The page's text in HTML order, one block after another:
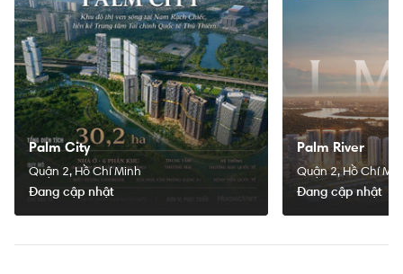
Palm City
Quận 2, Hồ Chí Minh
Đang cập nhật
Palm River
Quận 2, Hồ Chí
Đang cập nhật